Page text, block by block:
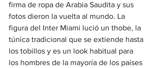
firma de ropa de Arabia Saudita y sus
fotos dieron la vuelta al mundo. La
figura del Inter Miami lució un thobe, la
túnica tradicional que se extiende hasta
los tobillos y es un look habitual para
los hombres de la mayoría de los países